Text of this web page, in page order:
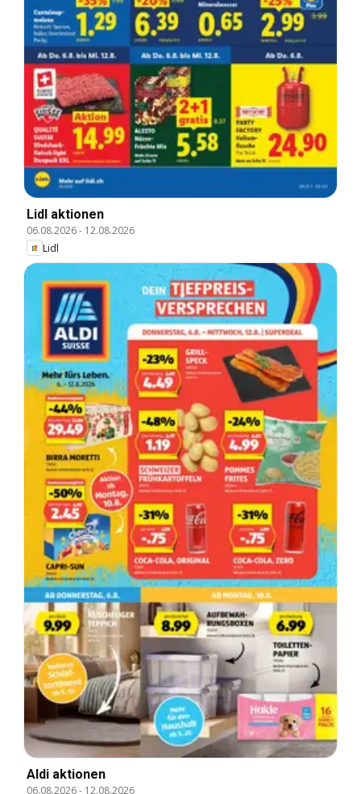
Lidl aktionen
06.08.2026- 12.08.2026
Lidl
Aldi aktionen
06.08.2026- 12.08.2026